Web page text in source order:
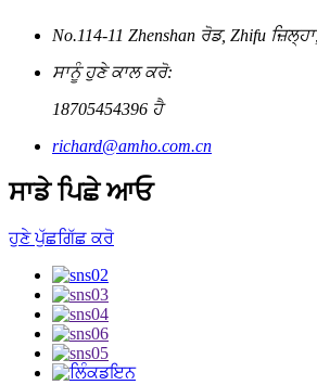
No.114-11 Zhenshan ਰੋਡ, Zhifu
ਸਾਨੂੰ ਹੁਣੇ ਕਾਲ ਕਰੋ:
18705454396 ਹੈ
richard@amho.com.cn
ਸਾਡੇ ਪਿਛੇ ਆਓ
ਹੁਣੇ ਪੁੱਛਗਿੱਛ ਕਰੋ